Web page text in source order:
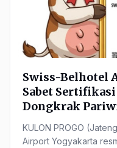
Swiss-Belhotel
Sabet
Dongkrak
KULON PROGO
Airport Yogyakarta